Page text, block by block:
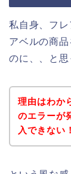
私自身、フ
アベルの商
のに、、と思
理由はわか
のエラーが
入できない